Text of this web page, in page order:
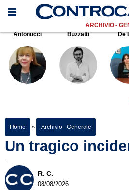
ARCHIVIO -
Antonucci
Buzzatti De
Home » Archivio - Generale
Un tragico
R. C.
08/08/2026